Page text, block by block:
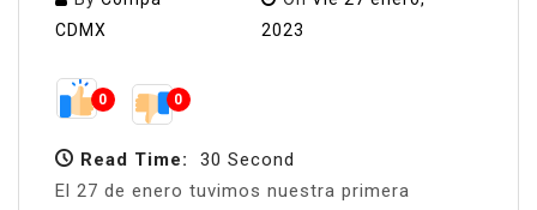
CDMX
2023
0 0
Read Time:
30 Second
El 27 de enero tuvimos nuestra primera